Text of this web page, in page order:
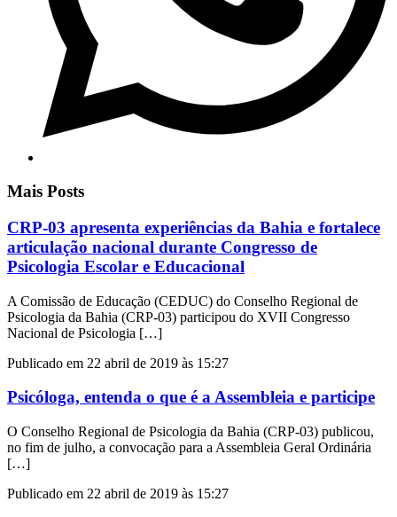
Mais Posts
CRP-03 apresenta experiências da Bahia e fortalece
articulação nacional durante Congresso de
Psicologia Escolar e Educacional
A Comissão de Educação (CEDUC) do Conselho Regional de
Psicologia da Bahia (CRP-03) participou do XVII Congresso
Nacional de Psicologia […]
Publicado em 22 abril de 2019 às 15:27
Psicóloga, entenda o que é a Assembleia e participe
O Conselho Regional de Psicologia da Bahia (CRP-03) publicou,
no fim de julho, a convocação para a Assembleia Geral Ordinária
[…]
Publicado em 22 abril de 2019 às 15:27